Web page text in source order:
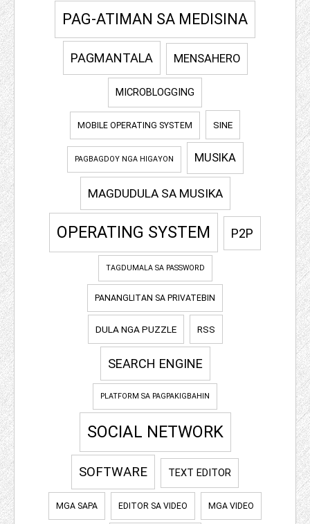
PAG-ATIMAN SA MEDISINA
PAGMANTALA MENSAHERO
MICROBLOGGING
MOBILE OPERATING SYSTEM SINE
PAGBAGDOY NGA HIGAYON MUSIKA
MAGDUDULA SA MUSIKA
OPERATING SYSTEM P2P
TAGDUMALA SA PASSWORD
PANANGLITAN SA PRIVATEBIN
DULA NGA PUZZLE RSS
SEARCH ENGINE
PLATFORM SA PAGPAKIGBAHIN
SOCIAL NETWORK
SOFTWARE TEXT EDITOR
MGA SAPA EDITOR SA VIDEO MGA VIDEO